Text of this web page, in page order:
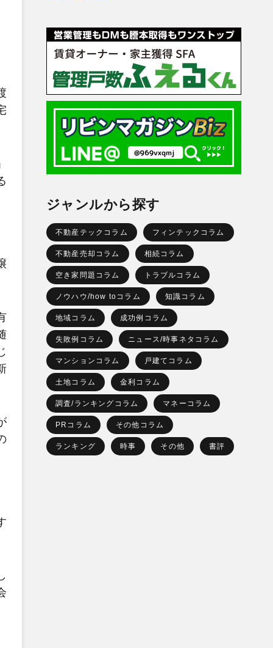
ジャンルから探す
不動産テックコラム フィンテックコラム
不動産売却コラム 相続コラム
空き家問題コラム トラブルコラム
ノウハウ/how toコラム 知識コラム
地域コラム 成功例コラム
失敗例コラム ニュース/時事ネタコラム
マンションコラム 戸建てコラム
土地コラム 金利コラム
調査/ランキングコラム マネーコラム
PRコラム その他コラム
ランキング 時事 その他 書評